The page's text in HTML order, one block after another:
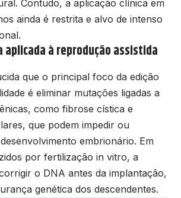
Contudo, a aplicação clínica em
ainda é restrita e alvo de intenso
aplicada à reprodução assistida
que o principal foco da edição
é eliminar mutações ligadas a
como fibrose cística e
que podem impedir ou
embrionário. Em
por fertilização in vitro, a
o DNA antes da implantação,
genética dos descendentes.